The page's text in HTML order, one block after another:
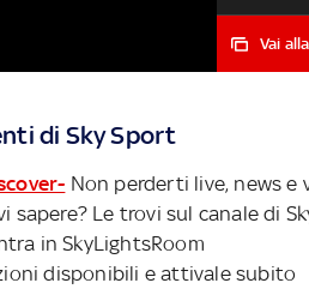
anche
AGENCY
FIRME E
Vai
di Sky Sport
Non perderti live, news e
sapere? Le trovi sul canale di
in SkyLightsRoom
disponibili e attivale subito